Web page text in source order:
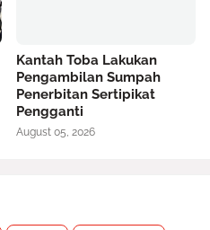
Kantah Toba Lakukan
Pengambilan Sumpah
Penerbitan Sertipikat
Pengganti
August 05, 2026